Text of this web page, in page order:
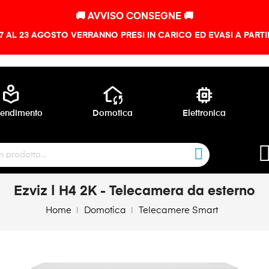
🚚 AVVISO CONSEGNE 🚚
AL 23 AGOSTO VERRANNO PRESI IN CARICO ED EVASI A
local_library wifi_home
Domotica
memory
Elettronica
Ezviz | H4 2K - Telecamera da esterno
Home Domotica Telecamere Smart